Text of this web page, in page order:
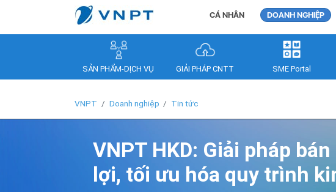
CÁ NHÂN DOANH NGHIỆP
SẢN PHẨM-DỊCH VỤ GIẢI PHÁP CNTT SME Portal
VNPT Doanh nghiệp Tin tức
VNPT HKD: Giải pháp
lợi, tối ưu hóa quy trình